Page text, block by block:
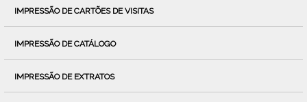
IMPRESSÃO DE CARTÕES DE VISITAS
IMPRESSÃO DE CATÁLOGO
IMPRESSÃO DE EXTRATOS